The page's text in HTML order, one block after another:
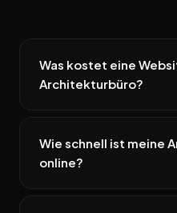
Was kostet eine
Architekturbüro?
Wie schnell ist meine
online?